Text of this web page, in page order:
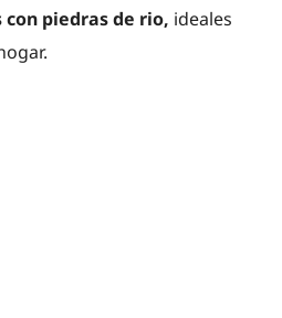
piedras de rio, ideales